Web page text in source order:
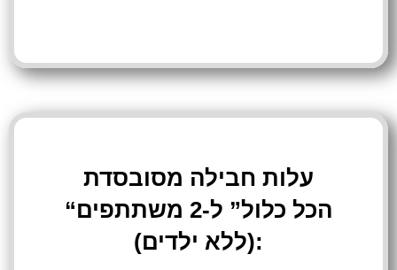
עלות חבילה מסובסדת
“הכל כלול” ל-2 משתתפים
(ללא ילדים):